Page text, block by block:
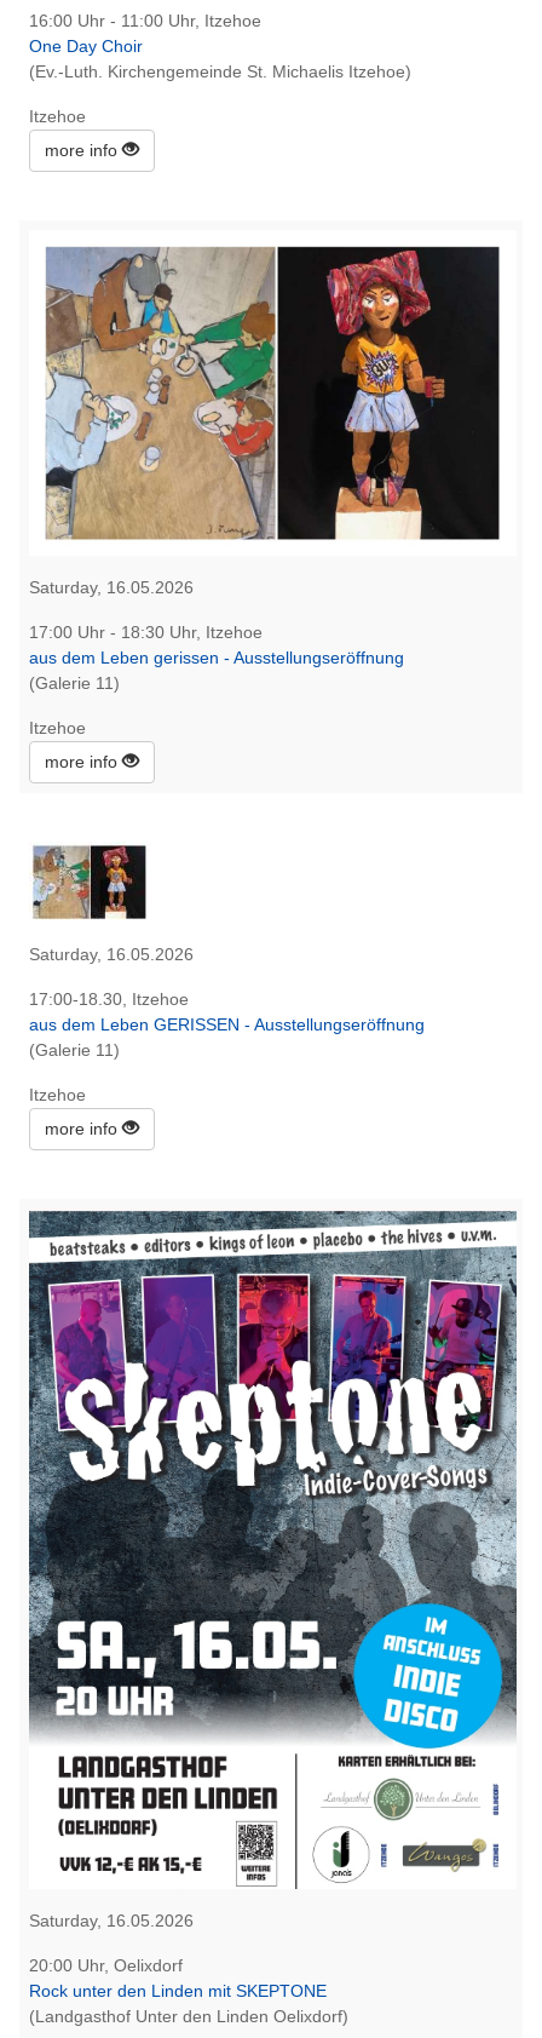
16:00 Uhr - 11:00 Uhr, Itzehoe
One Day Choir
(Ev.-Luth. Kirchengemeinde St. Michaelis Itzehoe)
Itzehoe
more info
Saturday, 16.05.2026
17:00 Uhr - 18:30 Uhr, Itzehoe
aus dem Leben gerissen - Ausstellungseröffnung
(Galerie 11)
Itzehoe
more info
Saturday, 16.05.2026
17:00-18.30, Itzehoe
aus dem Leben GERISSEN - Ausstellungseröffnung
(Galerie 11)
Itzehoe
more info
Saturday, 16.05.2026
20:00 Uhr, Oelixdorf
Rock unter den Linden mit SKEPTONE
(Landgasthof Unter den Linden Oelixdorf)